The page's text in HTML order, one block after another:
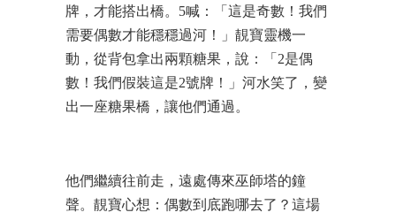
牌，才能搭出橋。5喊：「這是奇數！我們
需要偶數才能穩穩過河！」靚寶靈機一
動，從背包拿出兩顆糖果，說：「2是偶
數！我們假裝這是2號牌！」河水笑了，變
出一座糖果橋，讓他們通過。
他們繼續往前走，遠處傳來巫師塔的鐘
聲。靚寶心想：偶數到底跑哪去了？這場